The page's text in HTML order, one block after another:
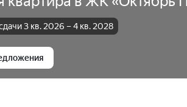
отделе продаж.
Подробнее
Добавьте
3 кв. 2026 – 4 кв. 2028